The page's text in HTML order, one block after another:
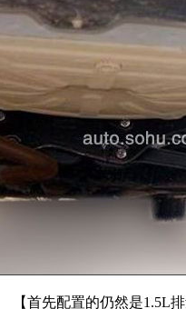
【首先配置的仍然是1.5L